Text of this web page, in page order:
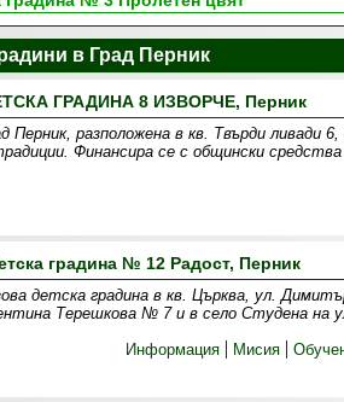
в Град Перник
ГРАДИНА 8 ИЗВОРЧЕ, Перник
разположена в кв. Твърди ливади
Финансира се с общински
градина № 12 Радост, Перник
детска градина в кв. Църква, ул.
Терешкова № 7 и в село Студена на
Информация
Мисия